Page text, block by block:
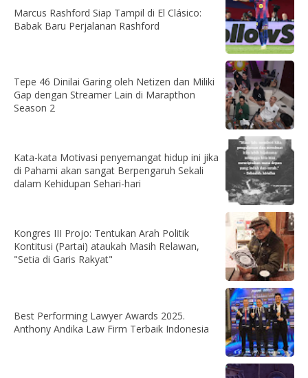
Marcus Rashford Siap Tampil di El Clásico:
Babak Baru Perjalanan Rashford
Tepe 46 Dinilai Garing oleh Netizen dan Miliki
Gap dengan Streamer Lain di Marapthon
Season 2
Kata-kata Motivasi penyemangat hidup ini jika
di Pahami akan sangat Berpengaruh Sekali
dalam Kehidupan Sehari-hari
Kongres III Projo: Tentukan Arah Politik
Kontitusi (Partai) ataukah Masih Relawan,
"Setia di Garis Rakyat"
Best Performing Lawyer Awards 2025.
Anthony Andika Law Firm Terbaik Indonesia